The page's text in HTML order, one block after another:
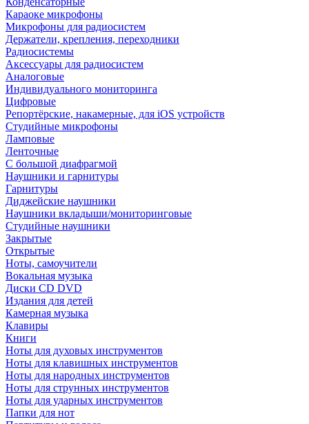
Караоке микрофоны
Микрофоны для радиосистем
Держатели, крепления, переходники
Радиосистемы
Аксессуары для радиосистем
Аналоговые
Индивидуального мониторинга
Цифровые
Репортёрские, накамерные, для iOS устройств
Студийные микрофоны
Ламповые
Ленточные
С большой диафрагмой
Наушники и гарнитуры
Гарнитуры
Диджейские наушники
Наушники вкладыши/мониторинговые
Студийные наушники
Закрытые
Открытые
Ноты, самоучители
Вокальная музыка
Диски CD DVD
Издания для детей
Камерная музыка
Клавиры
Книги
Ноты для духовых инструментов
Ноты для клавишных инструментов
Ноты для народных инструментов
Ноты для струнных инструментов
Ноты для ударных инструментов
Папки для нот